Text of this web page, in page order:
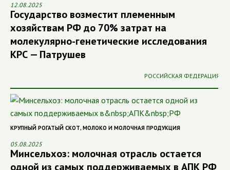
12.08.2025
Государство возместит племенным
хозяйствам РФ до 70% затрат на
молекулярно-генетические исследования
КРС — Патрушев
РОССИЙСКАЯ ФЕДЕРАЦИЯ
КРУПНЫЙ РОГАТЫЙ СКОТ, МОЛОКО И МОЛОЧНАЯ ПРОДУКЦИЯ
05.08.2025
Минсельхоз: молочная отрасль остается
одной из самых поддерживаемых в АПК РФ